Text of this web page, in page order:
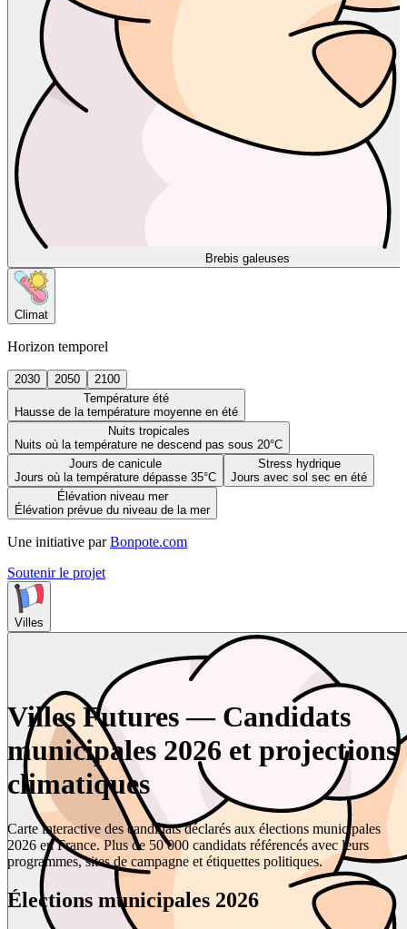
Brebis galeuses
Climat
Horizon temporel
2030 2050
2100
Température été
Hausse de la température moyenne en été
Nuits tropicales
Nuits où la température ne descend pas sous 20°C
Jours de canicule
Jours où la température dépasse 35°C
Stress hydrique
Jours avec sol sec en été
Élévation niveau mer
Élévation prévue du niveau de la mer
Une initiative par Bonpote.com
Soutenir le projet
Villes
Villes Futures — Candidats
municipales 2026 et projections
climatiques
Carte interactive des candidats déclarés aux élections municipales
2026 en France. Plus de 50 000 candidats référencés avec leurs
programmes, sites de campagne et étiquettes politiques.
Élections municipales 2026